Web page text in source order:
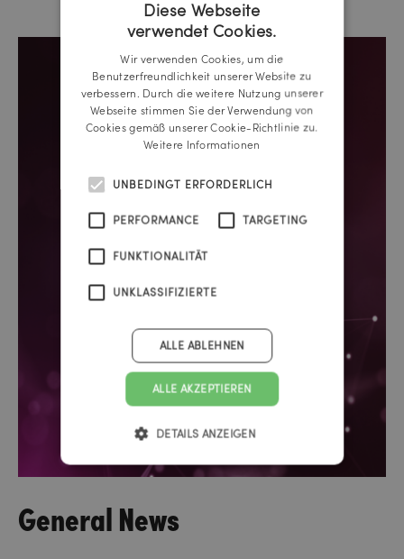
General News
GERMAN
Diese Webseite
verwendet Cookies.
Wir verwenden Cookies, um die
Benutzerfreundlichkeit unserer Website zu
verbessern. Durch die weitere Nutzung unserer
Webseite stimmen Sie der Verwendung von
Cookies gemäß unserer Cookie-Richtlinie zu.
Weitere Informationen
UNBEDINGT ERFORDERLICH
PERFORMANCE TARGETING
FUNKTIONALITÄT
UNKLASSIFIZIERTE
ALLE AKZEPTIEREN
ALLE ABLEHNEN
DETAILS ANZEIGEN